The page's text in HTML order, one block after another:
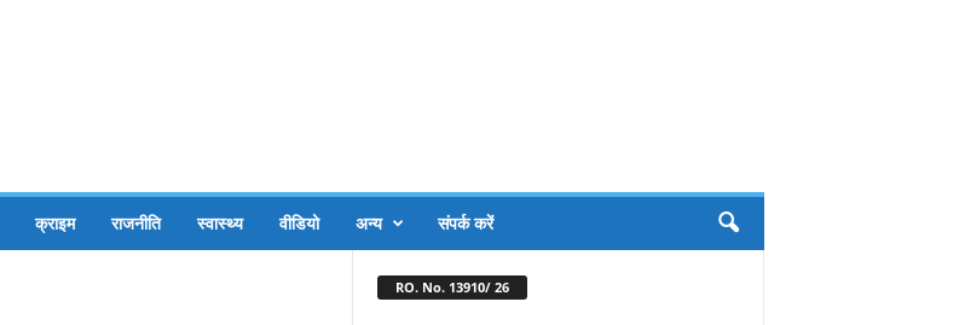
क्राइम राजनीति स्वास्थ्य वीडियो अन्य संपर्क करें
RO. No. 13910/ 26